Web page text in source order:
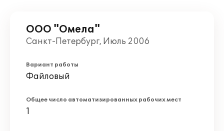
ООО "Омела"
Санкт-Петербург, Июль 2006
Вариант работы
Файловый
Общее число автоматизированных рабочих мест
1